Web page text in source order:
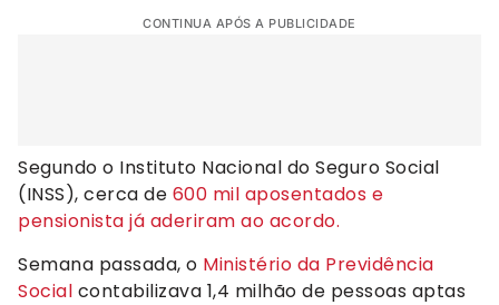
CONTINUA APÓS A PUBLICIDADE
Segundo o Instituto Nacional do Seguro Social
(INSS), cerca de 600 mil aposentados e
pensionista já aderiram ao acordo.
Semana passada, o Ministério da Previdência
Social contabilizava 1,4 milhão de pessoas aptas